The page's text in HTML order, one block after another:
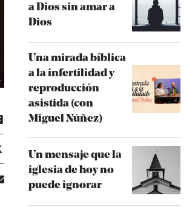
Unsplash
a Dios sin amar a
Dios
Una mirada bíblica
a la infertilidad y
reproducción
asistida (con
Miguel Núñez)
Un mensaje que la
iglesia de hoy no
puede ignorar